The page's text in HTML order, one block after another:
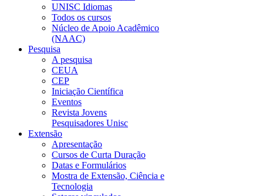
UNISC Idiomas
Todos os cursos
Núcleo de Apoio Acadêmico
(NAAC)
Pesquisa
A pesquisa
CEUA
CEP
Iniciação Científica
Eventos
Revista Jovens
Pesquisadores Unisc
Extensão
Apresentação
Cursos de Curta Duração
Datas e Formulários
Mostra de Extensão, Ciência e
Tecnologia